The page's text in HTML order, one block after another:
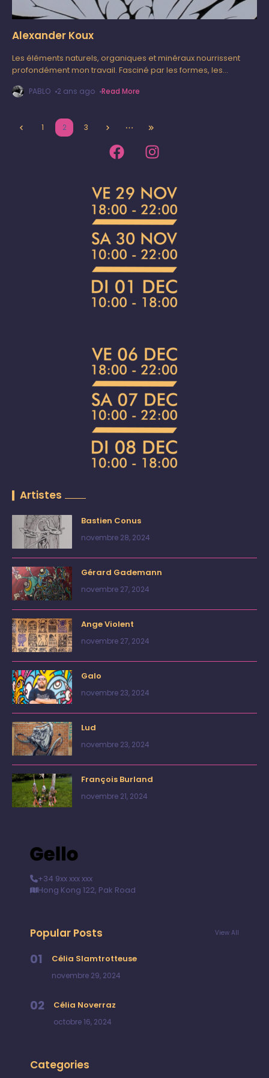
Alexander Koux
Les éléments naturels, organiques et minéraux nourrissent
profondément mon travail. Fasciné par les formes, les
l'inerte, je recherche un équilibre délicat
PABLO 2 ans ago Read More
1 2 3
Artistes
Bastien Conus
novembre 28, 2024
Gérard Gademann
novembre 27, 2024
Ange Violent
novembre 27, 2024
Galo
novembre 23, 2024
Lud
novembre 23, 2024
François Burland
novembre 21, 2024
+34 9xx xxx xxx
Hong Kong 122, Pak Road
Popular Posts View All
01 Célia Slamtrotteuse
novembre 29, 2024
02 Célia Noverraz
octobre 16, 2024
Categories